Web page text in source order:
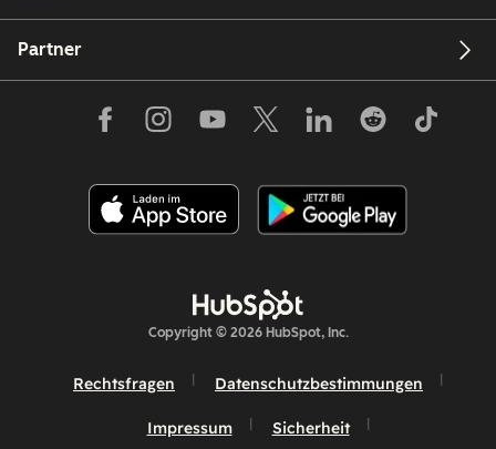
Partner
Copyright © 2026 HubSpot, Inc.
Rechtsfragen Datenschutzbestimmungen
Impressum Sicherheit